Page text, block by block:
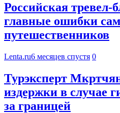
Российская тревел-
главные ошибки
путешественников
Lenta.ru6 месяцев спустя 0
Турэксперт
издержки в случае
за границей